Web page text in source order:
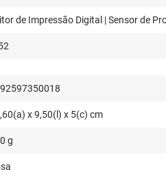
de Impressão Digital | Sensor de
x 9,50(l) x 5(c) cm
g